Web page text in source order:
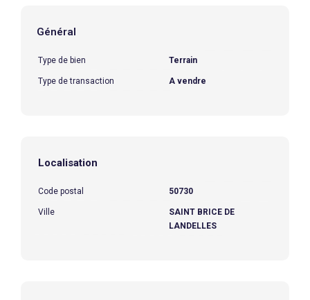
Général
Type de bien Terrain
Type de transaction A vendre
Localisation
Code postal 50730
Ville
SAINT BRICE DE
LANDELLES